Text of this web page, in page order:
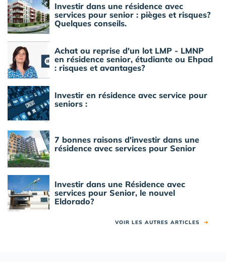
Investir dans une résidence avec
services pour senior : pièges et risques?
Quelques conseils.
Achat ou reprise d'un lot LMP - LMNP
en résidence senior, étudiante ou Ehpad
: risques et avantages?
Investir en résidence avec service pour
seniors :
7 bonnes raisons d'investir dans une
résidence avec services pour Senior
Investir dans une Résidence avec
services pour Senior, le nouvel
Eldorado?
VOIR LES AUTRES ARTICLES ➜